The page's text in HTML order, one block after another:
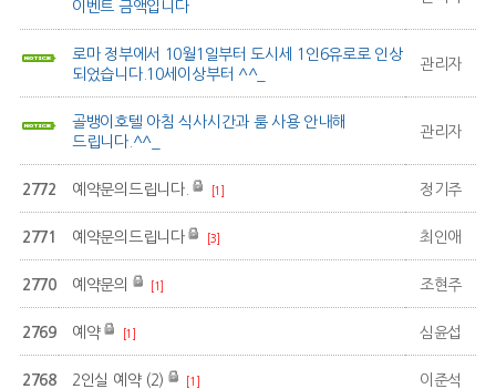
이벤트 금액입니다
로마 정부에서 10월1일부터 도시세 1인6유로로 인상
되었습니다.10세이상부터 ^^_
관리자
골뱅이호텔 아침 식사시간과 룸 사용 안내해
드립니다.^^_
관리자
2772 예약문의드립니다. [1] 정기주
2771 예약문의드립니다 [3] 최인애
2770 예약문의 [1] 조현주
2769 예약 [1] 심윤섭
2768 2인실 예약 (2) [1] 이준석